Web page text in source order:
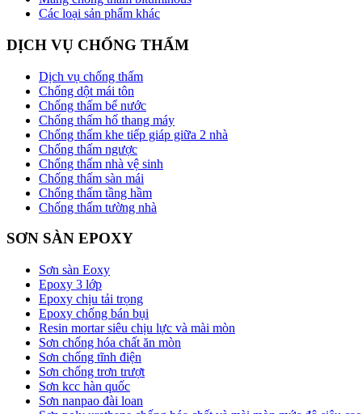
Các loại sản phẩm khác
DỊCH VỤ CHỐNG THẤM
Dịch vụ chống thấm
Chống dột mái tôn
Chống thấm bể nước
Chống thấm hố thang máy
Chống thấm khe tiếp giáp giữa 2 nhà
Chống thấm ngược
Chống thấm nhà vệ sinh
Chống thấm sàn mái
Chống thấm tầng hầm
Chống thấm tường nhà
SƠN SÀN EPOXY
Sơn sàn Eoxy
Epoxy 3 lớp
Epoxy chịu tải trọng
Epoxy chống bán bụi
Resin mortar siêu chịu lực và mài mòn
Sơn chống hóa chất ăn mòn
Sơn chống tĩnh điện
Sơn chống trơn trượt
Sơn kcc hàn quốc
Sơn nanpao đài loan